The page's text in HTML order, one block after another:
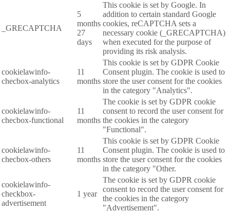
_GRECAPTCHA
5
months
27
days
This cookie is set by Google. In
addition to certain standard Google
cookies, reCAPTCHA sets a
necessary cookie (_GRECAPTCHA)
when executed for the purpose of
providing its risk analysis.
cookielawinfo-
checbox-analytics
11
months
This cookie is set by GDPR Cookie
Consent plugin. The cookie is used to
store the user consent for the cookies
in the category "Analytics".
cookielawinfo-
checbox-functional
11
months
The cookie is set by GDPR cookie
consent to record the user consent for
the cookies in the category
"Functional".
cookielawinfo-
checbox-others
11
months
This cookie is set by GDPR Cookie
Consent plugin. The cookie is used to
store the user consent for the cookies
in the category "Other.
cookielawinfo-
checkbox-
advertisement
1 year
The cookie is set by GDPR cookie
consent to record the user consent for
the cookies in the category
"Advertisement".